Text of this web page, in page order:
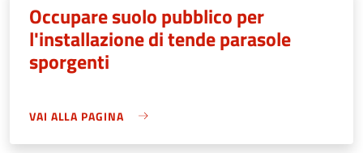
Occupare suolo pubblico per
l'installazione di tende parasole
sporgenti
VAI ALLA PAGINA